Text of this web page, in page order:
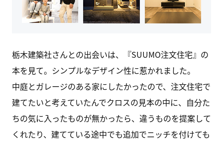
栃木建築社さんとの出会いは、『SUUMO注文住宅』の
本を見て。シンプルなデザイン性に惹かれました。
中庭とガレージのある家にしたかったので、注文住宅で
建てたいと考えていたんでクロスの見本の中に、自分た
ちの気に入ったものが無かったら、違うものを提案して
くれたり、建てている途中でも追加でニッチを付けても